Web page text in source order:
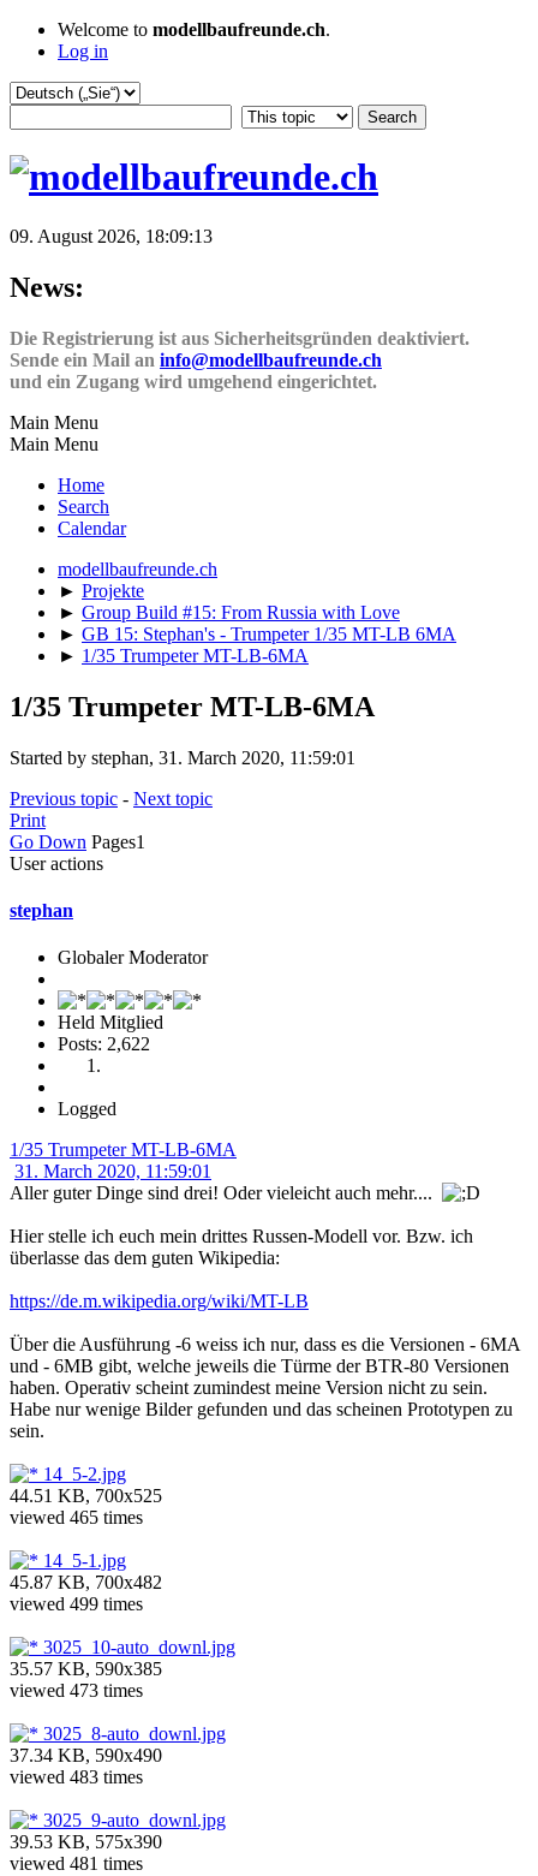
Welcome to modellbaufreunde.ch.
Log in
09. August 2026, 18:09:13
News:
Die Registrierung ist aus Sicherheitsgründen deaktiviert.
Sende ein Mail an info@modellbaufreunde.ch
und ein Zugang wird umgehend eingerichtet.
Main Menu
Main Menu
Home
Search
Calendar
modellbaufreunde.ch
► Projekte
► Group Build #15: From Russia with Love
► GB 15: Stephan's - Trumpeter 1/35 MT-LB 6MA
► 1/35 Trumpeter MT-LB-6MA
1/35 Trumpeter MT-LB-6MA
Started by stephan, 31. March 2020, 11:59:01
Previous topic - Next topic
Print
Go Down Pages1
User actions
stephan
Globaler Moderator
Held Mitglied
Posts: 2,622
Logged
1/35 Trumpeter MT-LB-6MA
31. March 2020, 11:59:01
Aller guter Dinge sind drei! Oder vieleicht auch mehr....
Hier stelle ich euch mein drittes Russen-Modell vor. Bzw. ich
überlasse das dem guten Wikipedia:
https://de.m.wikipedia.org/wiki/MT-LB
Über die Ausführung -6 weiss ich nur, dass es die Versionen - 6MA
und - 6MB gibt, welche jeweils die Türme der BTR-80 Versionen
haben. Operativ scheint zumindest meine Version nicht zu sein.
Habe nur wenige Bilder gefunden und das scheinen Prototypen zu
sein.
14_5-2.jpg
44.51 KB, 700x525
viewed 465 times
14_5-1.jpg
45.87 KB, 700x482
viewed 499 times
3025_10-auto_downl.jpg
35.57 KB, 590x385
viewed 473 times
3025_8-auto_downl.jpg
37.34 KB, 590x490
viewed 483 times
3025_9-auto_downl.jpg
39.53 KB, 575x390
viewed 481 times